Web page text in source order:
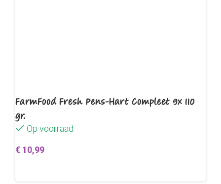
FarmFood Fresh Pens-Hart Compleet 9x 110
gr.
Op voorraad
€ 10,99